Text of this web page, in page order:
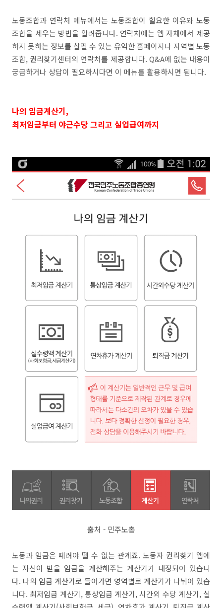
노동조합과 연락처 메뉴에서는 노동조합이 힐요한 이유와 노동
조합을 세우는 방법을 알려줍니다. 연락처에는 앱 자체에서 제공
하지 못하는 정보를 살필 수 있는 유익한 홈페이지나 지역별 노동
조합, 권리찾기센터의 연락처를 제공합니다. Q&A에 없는 내용이
궁금하거나 상담이 필요하시다면 이 메뉴를 활용하시면 됩니다.
나의 임금계산기,
최저임금부터 야근수당 그리고 실업급여까지
출처 - 민주노총
노동과 임금은 떼려야 뗄 수 없는 관계죠. 노동자 권리찾기 앱에
는 자신이 받을 임금을 계산해주는 계산기가 내장되어 있습니
다. 나의 임금 계산기로 들어가면 영역별로 계산기가 나뉘어 있습
니다. 최저임금 계산기, 통상임금 계산기, 시간외 수당 계산기, 실